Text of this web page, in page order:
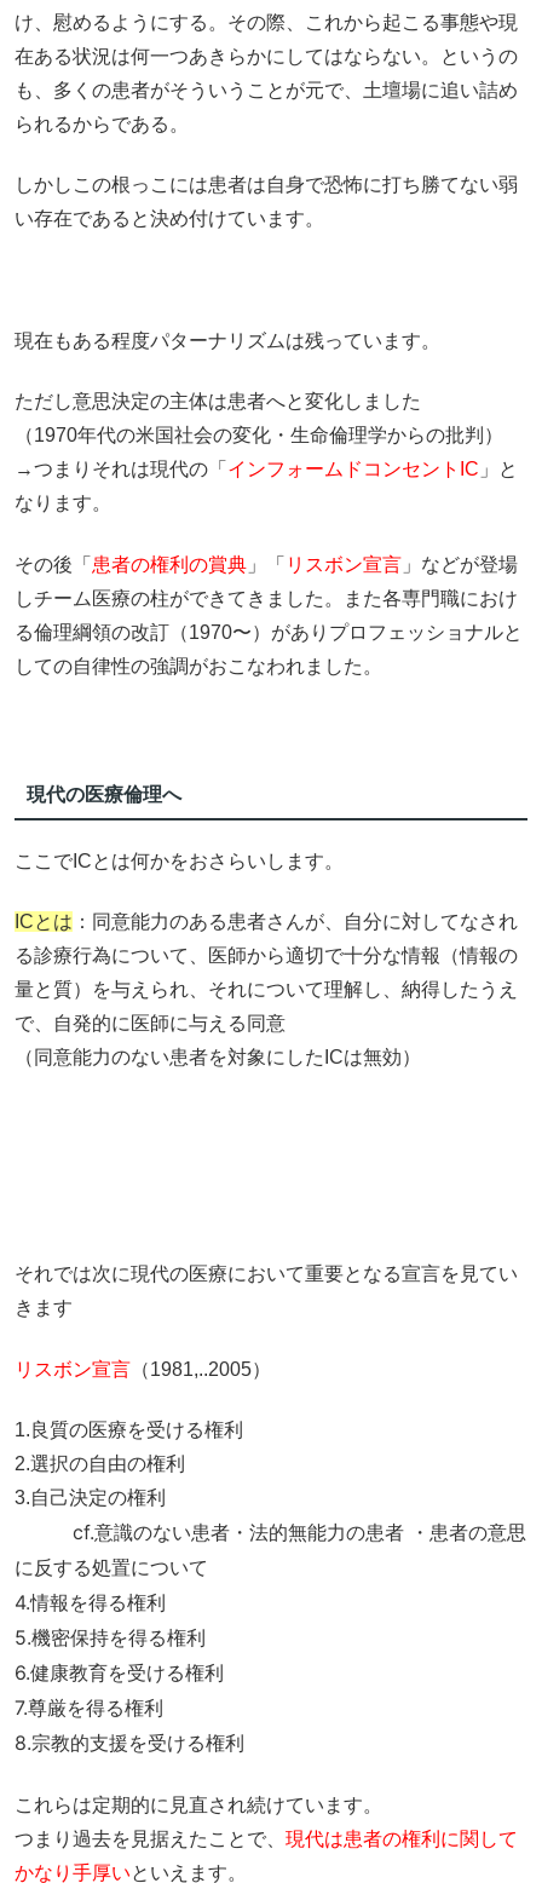
け、慰めるようにする。その際、これから起こる事態や現
在ある状況は何一つあきらかにしてはならない。というの
も、多くの患者がそういうことが元で、土壇場に追い詰め
られるからである。
しかしこの根っこには患者は自身で恐怖に打ち勝てない弱
い存在であると決め付けています。
現在もある程度パターナリズムは残っています。
ただし意思決定の主体は患者へと変化しました
（1970年代の米国社会の変化・生命倫理学からの批判）
→つまりそれは現代の「 インフォームドコンセントIC 」と
なります。
その後「 患者の権利の賞典 」「 リスボン宣言 」などが登場
しチーム医療の柱ができてきました。また各専門職におけ
る倫理綱領の改訂（1970〜）がありプロフェッショナルと
しての自律性の強調がおこなわれました。
現代の医療倫理へ
ここでICとは何かをおさらいします。
ICとは ：同意能力のある患者さんが、自分に対してなされ
る診療行為について、医師から適切で十分な情報（情報の
量と質）を与えられ、それについて理解し、納得したうえ
で、自発的に医師に与える同意
（同意能力のない患者を対象にしたICは無効）
それでは次に現代の医療において重要となる宣言を見てい
きます
リスボン宣言 （1981,..2005）
1.良質の医療を受ける権利
2.選択の自由の権利
3.自己決定の権利
cf.意識のない患者・法的無能力の患者 ・患者の意思
に反する処置について
4.情報を得る権利
5.機密保持を得る権利
6.健康教育を受ける権利
7.尊厳を得る権利
8.宗教的支援を受ける権利
これらは定期的に見直され続けています。
つまり過去を見据えたことで、 現代は患者の権利に関して
かなり手厚いといえます。